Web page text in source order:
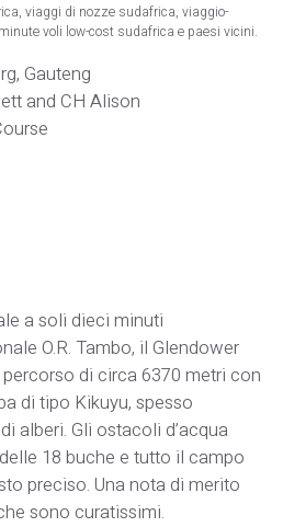
viaggi di nozze sudafrica, viaggio-
voli low-cost sudafrica e paesi vicini.
Gauteng
and CH Alison
a soli dieci minuti
O.R. Tambo, il Glendower
di circa 6370 metri con
di tipo Kikuyu, spesso
alberi. Gli ostacoli d’acqua
18 buche e tutto il campo
preciso. Una nota di merito
sono curatissimi.